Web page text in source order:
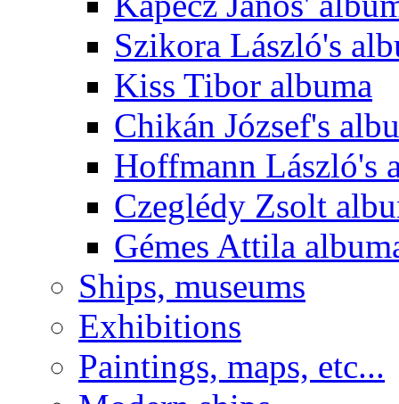
Szikora László's
Kiss Tibor albuma
Chikán József's
Hoffmann László's
Czeglédy Zsolt
Gémes Attila
Ships, museums
Exhibitions
Paintings, maps, etc...